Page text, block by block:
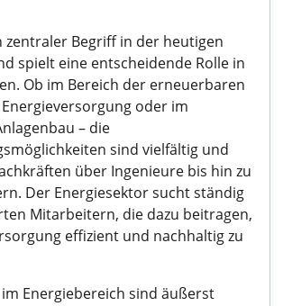
zentraler Begriff in der heutigen
spielt eine entscheidende Rolle in
Ob im Bereich der erneuerbaren
oder im
– die
sind vielfältig und
über Ingenieure bis hin zu
Der Energiesektor sucht ständig
Mitarbeitern, die dazu beitragen,
effizient und nachhaltig zu
Energiebereich sind äußerst